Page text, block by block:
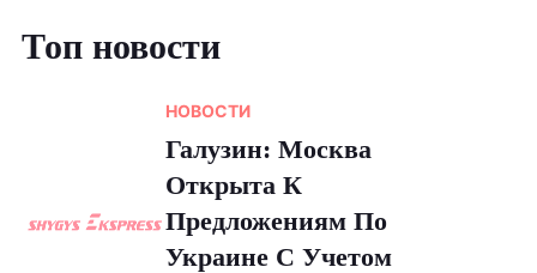
Топ новости
НОВОСТИ
Галузин: Москва
Открыта К
Предложениям По
Украине С Учетом